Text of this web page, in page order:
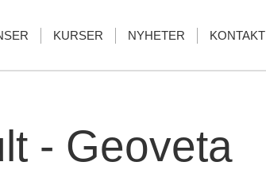
KURSER NYHETER KONTAKT
- Geoveta